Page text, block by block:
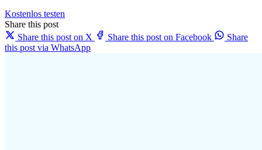
Kostenlos testen
Share this post
Share this post on X
Share this post on Facebook
Share
this post via WhatsApp